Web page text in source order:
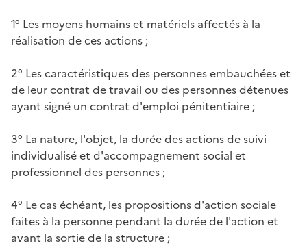
1° Les moyens humains et matériels affectés à la
réalisation de ces actions ;
2° Les caractéristiques des personnes embauchées et
de leur contrat de travail ou des personnes détenues
ayant signé un contrat d'emploi pénitentiaire ;
3° La nature, l'objet, la durée des actions de suivi
individualisé et d'accompagnement social et
professionnel des personnes ;
4° Le cas échéant, les propositions d'action sociale
faites à la personne pendant la durée de l'action et
avant la sortie de la structure ;